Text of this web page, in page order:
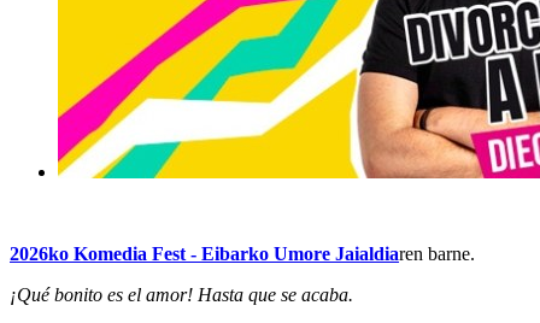
2026ko Komedia Fest - Eibarko Umore Jaialdiaren barne.
¡Qué bonito es el amor! Hasta que se acaba.